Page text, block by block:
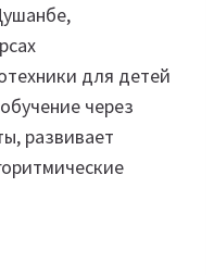
для детей
через
развивает